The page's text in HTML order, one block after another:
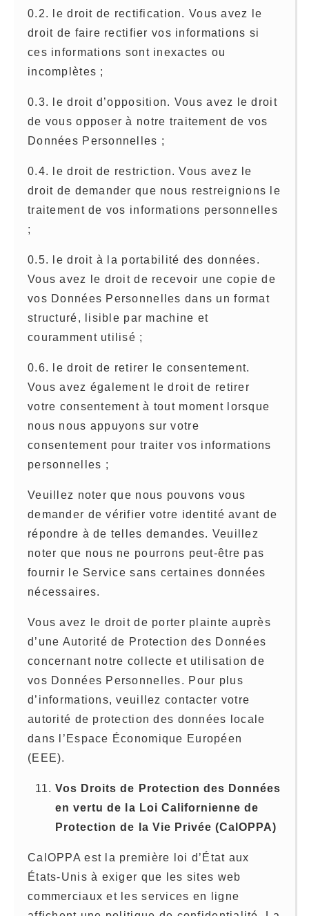
0.2. le droit de rectification. Vous avez le
droit de faire rectifier vos informations si
ces informations sont inexactes ou
incomplètes ;
0.3. le droit d’opposition. Vous avez le droit
de vous opposer à notre traitement de vos
Données Personnelles ;
0.4. le droit de restriction. Vous avez le
droit de demander que nous restreignions le
traitement de vos informations personnelles
;
0.5. le droit à la portabilité des données.
Vous avez le droit de recevoir une copie de
vos Données Personnelles dans un format
structuré, lisible par machine et
couramment utilisé ;
0.6. le droit de retirer le consentement.
Vous avez également le droit de retirer
votre consentement à tout moment lorsque
nous nous appuyons sur votre
consentement pour traiter vos informations
personnelles ;
Veuillez noter que nous pouvons vous
demander de vérifier votre identité avant de
répondre à de telles demandes. Veuillez
noter que nous ne pourrons peut-être pas
fournir le Service sans certaines données
nécessaires.
Vous avez le droit de porter plainte auprès
d’une Autorité de Protection des Données
concernant notre collecte et utilisation de
vos Données Personnelles. Pour plus
d’informations, veuillez contacter votre
autorité de protection des données locale
dans l’Espace Économique Européen
(EEE).
Vos Droits de Protection des Données
en vertu de la Loi Californienne de
Protection de la Vie Privée (CalOPPA)
CalOPPA est la première loi d’État aux
États-Unis à exiger que les sites web
commerciaux et les services en ligne